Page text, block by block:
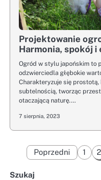
Projektowanie
Harmonia, spokój
Ogród w stylu japońskim to
odzwierciedla głębokie
Charakteryzuje się prostotą,
subtelnością, tworząc
otaczającą naturę.…
7 sierpnia, 2023
Poprzedni 1 2
Szukaj